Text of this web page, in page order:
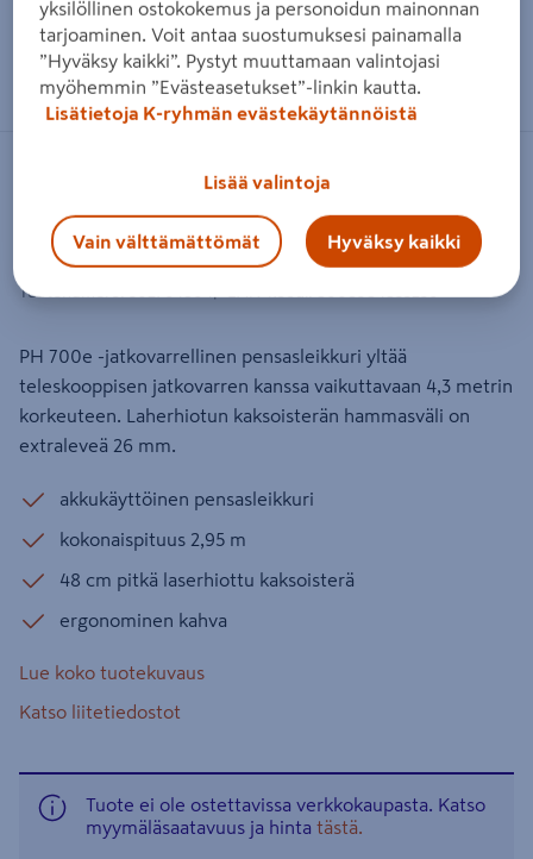
Zoomaa kuvaa sormilla kosketusnäytöllä
Akkupensasleikkuri STIGA PH 700 E
runko
Tuotenumero
PH 700e -jatkovarrellinen pensasleikkuri yltää
teleskooppisen jatkovarren kanssa vaikuttavaan 4,3 metrin
korkeuteen. Laherhiotun kaksoisterän hammasväli on
extraleveä 26 mm.
akkukäyttöinen pensasleikkuri
kokonaispituus 2,95 m
48 cm pitkä laserhiottu kaksoisterä
ergonominen kahva
Lue koko tuotekuvaus
Katso liitetiedostot
Tuote ei ole ostettavissa verkkokaupasta. Katso
myymäläsaatavuus ja hinta tästä.
yksilöllinen ostokokemus ja personoidun mainonnan
tarjoaminen. Voit antaa suostumuksesi painamalla
”Hyväksy kaikki”. Pystyt muuttamaan valintojasi
myöhemmin ”Evästeasetukset”-linkin kautta.
Lisätietoja K-ryhmän evästekäytännöistä
Lisää valintoja
Vain välttämättömät Hyväksy kaikki